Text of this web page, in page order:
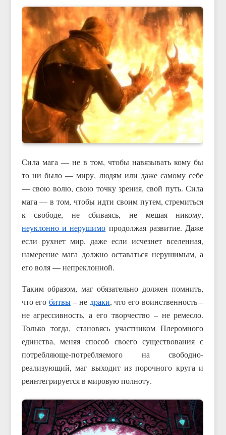
Сила мага — не в том, чтобы навязывать кому бы
то ни было — миру, людям или даже самому себе
— свою волю, свою точку зрения, свой путь. Сила
мага — в том, чтобы идти своим путем, стремиться
к свободе, не сбиваясь, не мешая никому,
неуклонно и нерушимо продолжая развитие. Даже
если рухнет мир, даже если исчезнет вселенная,
намерение мага должно оставаться нерушимым, а
его воля — непреклонной.
Таким образом, маг обязательно должен помнить,
что его битвы– не драки, что его воинственность –
не агрессивность, а его творчество – не ремесло.
Только тогда, становясь участником Плеромного
единства, меняя способ своего существования с
потребляюще-потребляемого на свободно-
реализующий, маг выходит из порочного круга и
реинтегрируется в мировую полноту.